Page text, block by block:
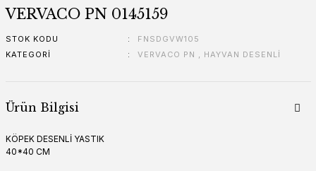
VERVACO PN 0145159
STOK KODU
FNSDGVW105
KATEGORI
VERVACO PN , HAYVAN DESENLİ
Ürün Bilgisi
KÖPEK DESENLİ YASTIK
40*40 CM